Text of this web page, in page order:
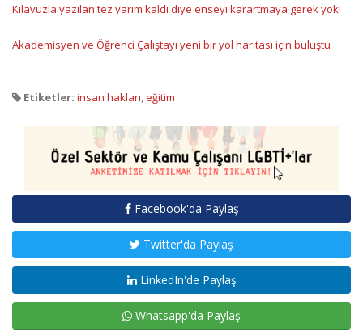
Kılavuzla yazılan tez yarım kaldı diye enseyi karartmaya gerek yok!
Akademisyen ve Öğrenci Çalıştayı yeni bir yol haritası için buluştu
Etiketler: insan hakları eğitim
Facebook'da Paylaş
Twitter'da Paylaş
LinkedIn'de Paylaş
Whatsapp'da Paylaş